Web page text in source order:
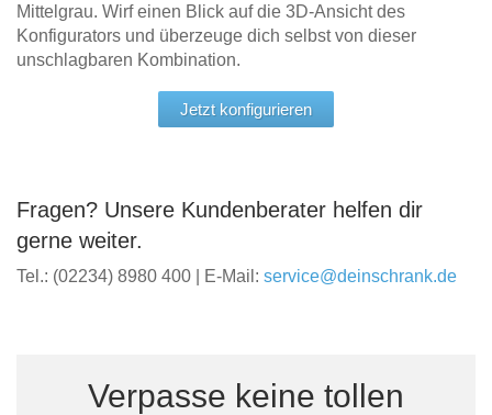
Mittelgrau. Wirf einen Blick auf die 3D-Ansicht des
Konfigurators und überzeuge dich selbst von dieser
unschlagbaren Kombination.
Jetzt konfigurieren
Fragen? Unsere Kundenberater helfen dir
gerne weiter.
Tel.: (02234) 8980 400 | E-Mail: service@deinschrank.de
Verpasse keine tollen